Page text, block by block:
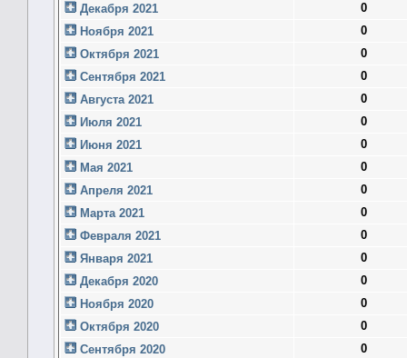
Декабря 2021
0
Ноября 2021
0
Октября 2021
0
Сентября 2021
0
Августа 2021
0
Июля 2021
0
Июня 2021
0
Мая 2021
0
Апреля 2021
0
Марта 2021
0
Февраля 2021
0
Января 2021
0
Декабря 2020
0
Ноября 2020
0
Октября 2020
0
Сентября 2020
0